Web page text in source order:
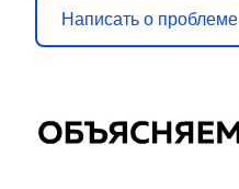
Написать о проблеме